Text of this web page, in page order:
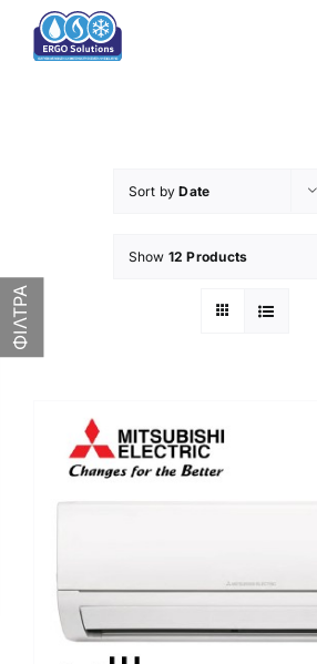
Product categories
469 791
Sort byDate
Show 12 Products
ΦΙΛΤΡΑ